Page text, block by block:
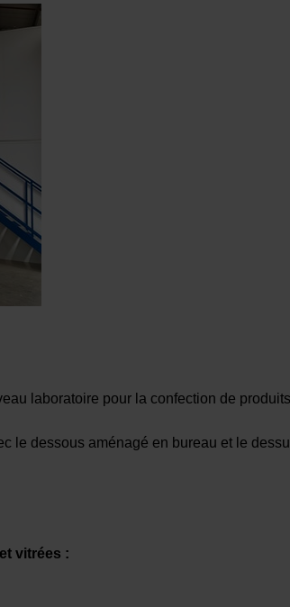
laboratoire pour la confection de
le dessous aménagé en bureau et le
vitrées :